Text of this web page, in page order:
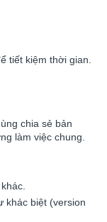
tiết kiệm thời gian.
chia sẻ bản
làm việc chung.
khác biệt (version